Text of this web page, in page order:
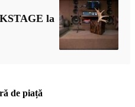
la
de piață